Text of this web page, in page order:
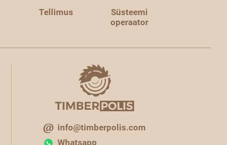
Tellimus
Süsteemi
operaator
info@timberpolis.com
Whatsapp